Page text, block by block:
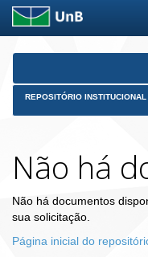
Skip
REPOSITÓRIO
Não há
Não há documentos
sua solicitação.
Página inicial do